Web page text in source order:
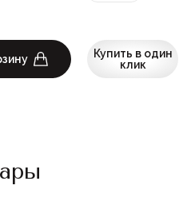
Купить в один
клик